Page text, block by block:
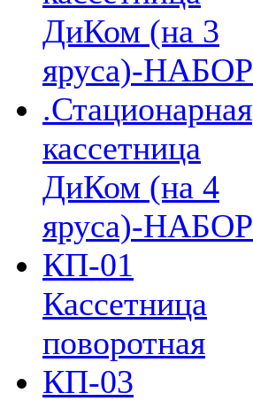
ДиКом (на 3
яруса)-НАБОР
.Стационарная
кассетница
ДиКом (на 4
яруса)-НАБОР
КП-01
Кассетница
поворотная
КП-03